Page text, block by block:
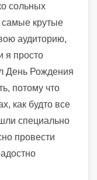
сольных
самые крутые
аудиторию,
я просто
День Рождения
потому что
как будто все
специально
провести